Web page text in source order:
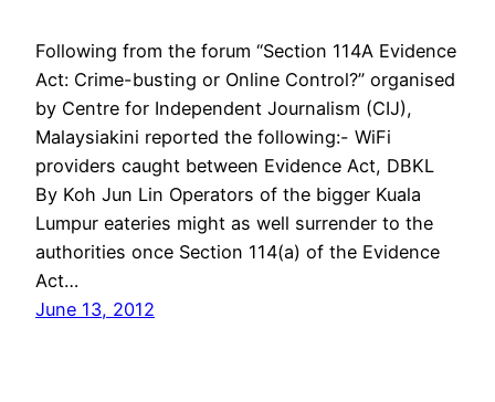
Following from the forum “Section 114A Evidence
Act: Crime-busting or Online Control?” organised
by Centre for Independent Journalism (CIJ),
Malaysiakini reported the following:- WiFi
providers caught between Evidence Act, DBKL
By Koh Jun Lin Operators of the bigger Kuala
Lumpur eateries might as well surrender to the
authorities once Section 114(a) of the Evidence
Act…
June 13, 2012